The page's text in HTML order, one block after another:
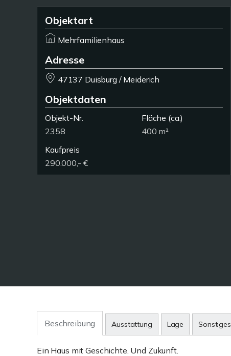
Objektart
Mehrfamilienhaus
Adresse
47137 Duisburg / Meiderich
Objektdaten
Objekt-Nr.
2358
Fläche (ca.)
400 m²
Kaufpreis
290.000,- €
Beschreibung Ausstattung Lage Sonstiges
Ein Haus mit Geschichte. Und Zukunft.